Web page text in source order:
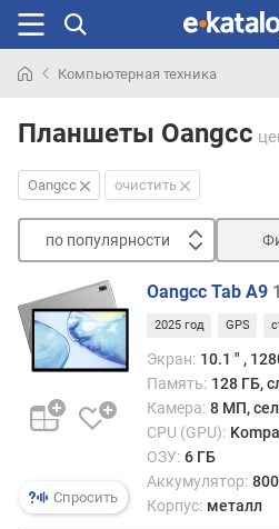
раньше
Компьютерная техника
Планшеты Oangcc
Oangcc очистить
по популярности
п
о
п
о
п
у
р
н
Спросить
Oangcc Tab A9
2025 год GPS
Экран: 10.1 ″ ,
Память: 128 ГБ,
Камера: 8 МП,
CPU (GPU):
ОЗУ: 6 ГБ
Аккумулятор:
Корпус: металл